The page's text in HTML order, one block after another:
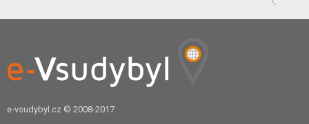
e-vsudybyl.cz © 2008-2017